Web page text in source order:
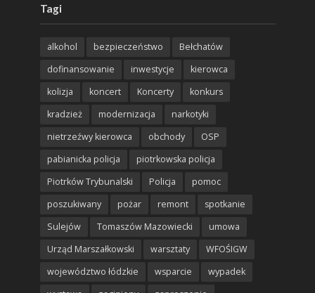
Tagi
alkohol bezpieczeństwo
Bełchatów
dofinansowanie
inwestycje
kierowca
kolizja
koncert Koncerty
konkurs
kradzież
modernizacja
narkotyki
nietrzeźwy kierowca
obchody
OSP
pabianicka policja
piotrkowska policja
Piotrków Trybunalski
Policja
pomoc
poszukiwany
pożar remont
spotkanie
Sulejów
Tomaszów Mazowiecki
umowa
Urząd Marszałkowski
warsztaty
WFOŚIGW
województwo łódzkie
wsparcie
wypadek